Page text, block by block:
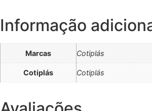
Informação
Marcas Cotiplás
Cotiplás Cotiplás